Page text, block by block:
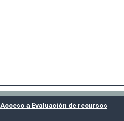
Acceso a Evaluación de recursos